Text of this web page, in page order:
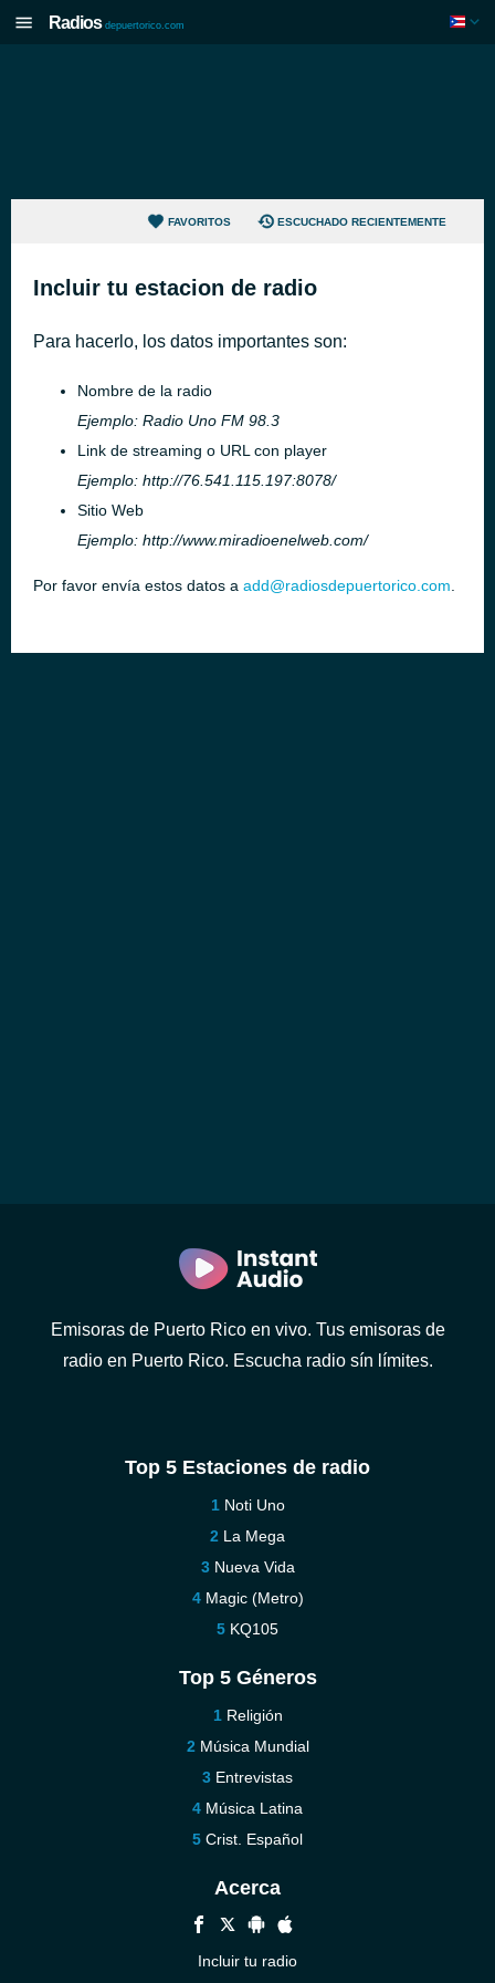
Radios depuertorico.com
FAVORITOS ESCUCHADO RECIENTEMENTE
Incluir tu estacion de radio
Para hacerlo, los datos importantes son:
Nombre de la radio
Ejemplo: Radio Uno FM 98.3
Link de streaming o URL con player
Ejemplo: http://76.541.115.197:8078/
Sitio Web
Ejemplo: http://www.miradioenelweb.com/
Por favor envía estos datos a add@radiosdepuertorico.com
Emisoras de Puerto Rico en vivo. Tus emisoras de
radio en Puerto Rico. Escucha radio sín límites.
Top 5 Estaciones de radio
Noti Uno
La Mega
Nueva Vida
Magic (Metro)
KQ105
Top 5 Géneros
Religión
Música Mundial
Entrevistas
Música Latina
Crist. Español
Acerca
Incluir tu radio